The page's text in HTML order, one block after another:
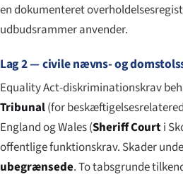
en dokumenteret
udbudsrammer anvender.
Lag 2 — civile nævns- og
Equality Act-diskriminationskrav
Tribunal(for
England og Wales (Sheriff Courti
offentlige funktionskrav. Skader
ubegrænsede. To tabsgrunde